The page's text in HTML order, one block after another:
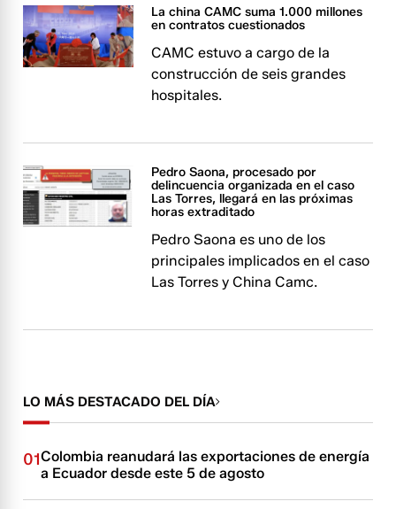
La china CAMC suma 1.000 millones
en contratos cuestionados
CAMC estuvo a cargo de la
construcción de seis grandes
hospitales.
Pedro Saona, procesado por
delincuencia organizada en el caso
Las Torres, llegará en las próximas
horas extraditado
Pedro Saona es uno de los
principales implicados en el caso
Las Torres y China Camc.
LO MÁS DESTACADO DEL DÍA
01Colombia reanudará las exportaciones de energía
a Ecuador desde este 5 de agosto